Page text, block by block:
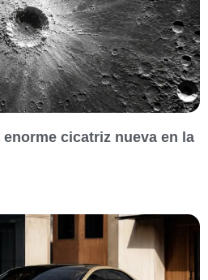
enorme cicatriz nueva en la